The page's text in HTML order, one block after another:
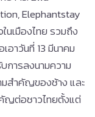
Elephantstay
นเมืองไทย รวมถึง
อาวันที่ 13 มีนาคม
การลงนามความ
มสำคัญของช้าง และ
ญต่อชาวไทยตั้งแต่